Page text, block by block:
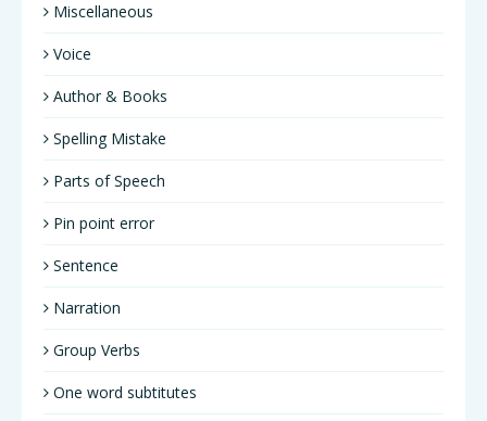
Miscellaneous
Voice
Author & Books
Spelling Mistake
Parts of Speech
Pin point error
Sentence
Narration
Group Verbs
One word subtitutes